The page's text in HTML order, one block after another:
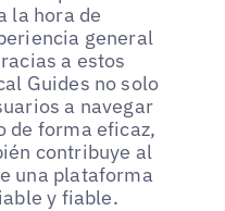
la hora de
general
a estos
Guides no solo
a navegar
de forma eficaz,
contribuye al
una plataforma
y fiable.